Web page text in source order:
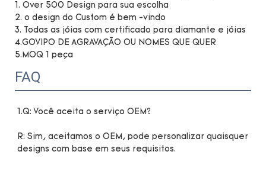
1. Over 500 Design para sua escolha
2. o design do Custom é bem -vindo
3. Todas as jóias com certificado para diamante e jóias
4.GOVIPO DE AGRAVAÇÃO OU NOMES QUE QUER
5.MOQ 1 peça
FAQ
R: Sim, aceitamos o OEM, pode personalizar quaisquer